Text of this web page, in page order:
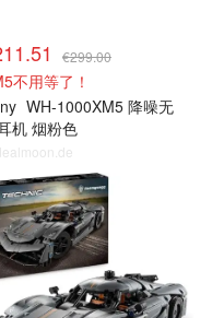
€299.00
不用等了！
WH-1000XM5 降噪无
机 烟粉色
推荐